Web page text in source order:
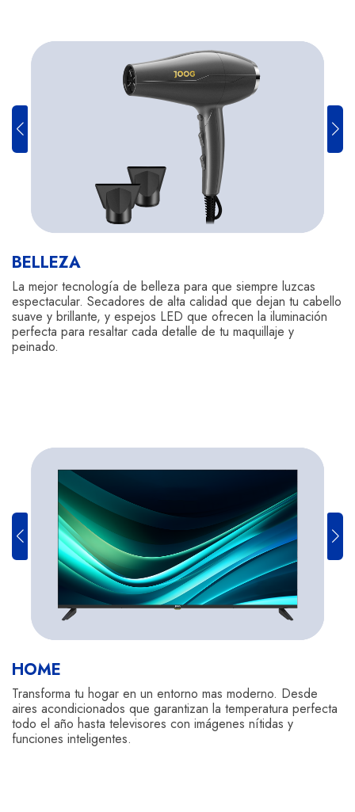
BELLEZA
La mejor tecnología de belleza para que siempre luzcas
espectacular. Secadores de alta calidad que dejan tu cabello
suave y brillante, y espejos LED que ofrecen la iluminación
perfecta para resaltar cada detalle de tu maquillaje y
peinado.
HOME
Transforma tu hogar en un entorno mas moderno. Desde
aires acondicionados que garantizan la temperatura perfecta
todo el año hasta televisores con imágenes nítidas y
funciones inteligentes.